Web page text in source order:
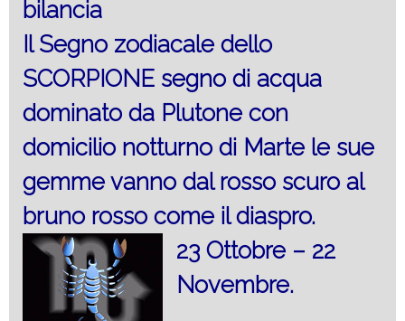
Il Segno zodiacale dello
SCORPIONE segno di acqua
dominato da Plutone con
domicilio notturno di Marte le sue
gemme vanno dal rosso scuro al
bruno rosso come il diaspro.
23 Ottobre – 22
Novembre.